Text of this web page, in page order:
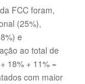
FCC foram,
(25%),
e
ao total de
18% + 11% =
com maior